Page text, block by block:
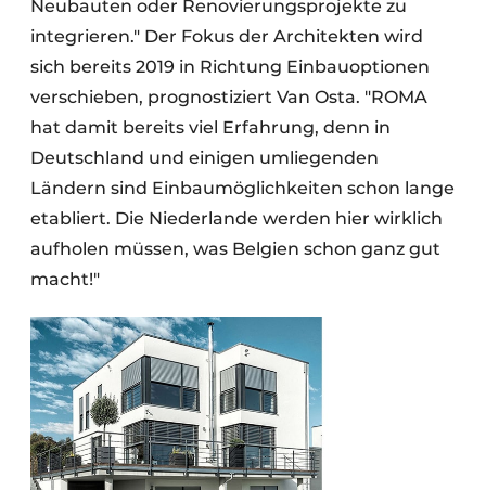
Neubauten oder Renovierungsprojekte zu
integrieren." Der Fokus der Architekten wird
sich bereits 2019 in Richtung Einbauoptionen
verschieben, prognostiziert Van Osta. "ROMA
hat damit bereits viel Erfahrung, denn in
Deutschland und einigen umliegenden
Ländern sind Einbaumöglichkeiten schon lange
etabliert. Die Niederlande werden hier wirklich
aufholen müssen, was Belgien schon ganz gut
macht!"